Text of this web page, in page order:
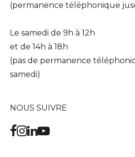
(permanence téléphonique
Le samedi de 9h à 12h
et de 14h à 18h
(pas de permanence
samedi)
NOUS SUIVRE